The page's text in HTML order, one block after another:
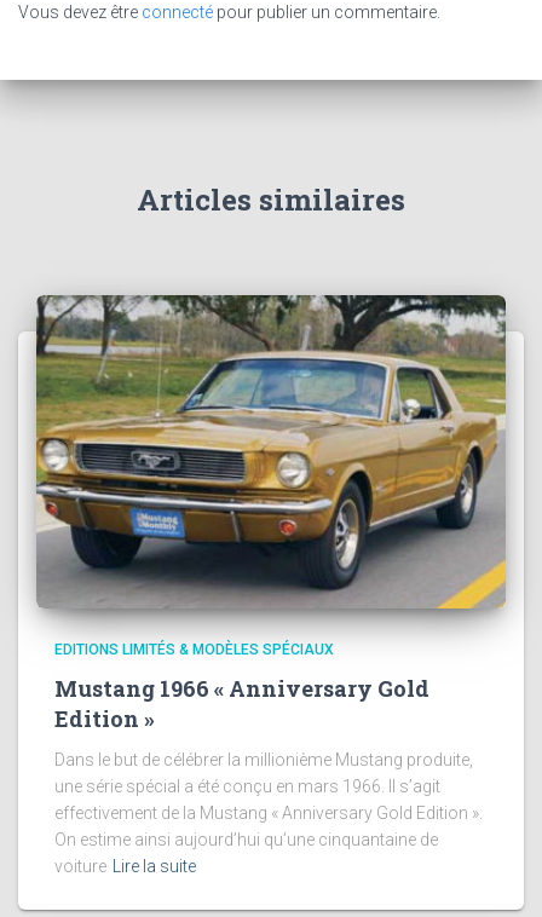
Vous devez être connecté pour publier un commentaire.
Articles similaires
EDITIONS LIMITÉS & MODÈLES SPÉCIAUX
Mustang 1966 « Anniversary Gold
Edition »
Dans le but de célébrer la millionième Mustang produite,
une série spécial a été conçu en mars 1966. Il s’agit
effectivement de la Mustang « Anniversary Gold Edition ».
On estime ainsi aujourd’hui qu’une cinquantaine de
voiture
Lire la suite